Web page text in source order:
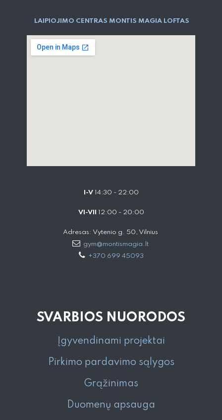
LAIPIOJIMO CENTRAS MONTIS MAGIA LOFTAS
I-V14:30 - 22:00
VI-VII 12:00 - 20:00
Adresas: Vytenio g. 50, Vilnius
gym@montismagia.lt
+370 699 45093
SVARBIOS NUORODOS
Įgyvendinami projektai
Pirkimo pardavimo sąlygos
Grąžinimas
Duomenų apsauga